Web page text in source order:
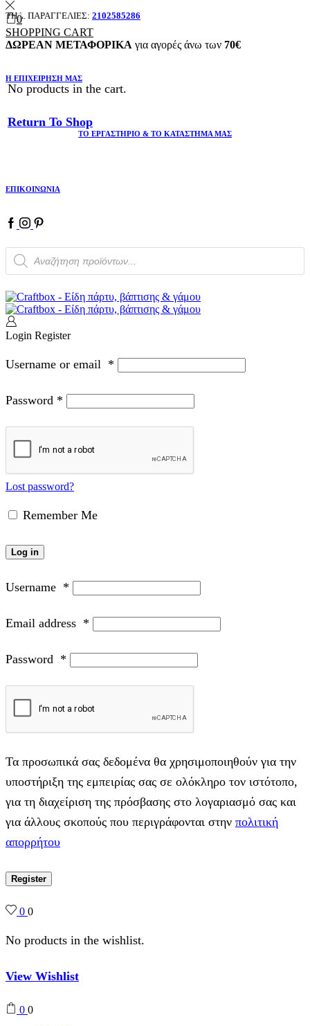
ΤΗΛ. ΠΑΡΑΓΓΕΛΙΕΣ: 2102585286
ΔΩΡΕΑΝ ΜΕΤΑΦΟΡΙΚΑ για αγορές άνω των 70€
Η ΕΠΙΧΕΙΡΗΣΗ ΜΑΣ
ΤΟ ΕΡΓΑΣΤΗΡΙΟ & ΤΟ ΚΑΤΑΣΤΗΜΑ ΜΑΣ
ΕΠΙΚΟΙΝΩΝΙΑ
Products
search
Login Register
Username or email *
Password *
Lost password?
Remember Me
Log in
Username *
Email address *
Password *
Τα προσωπικά σας δεδομένα θα χρησιμοποιηθούν για την
υποστήριξη της εμπειρίας σας σε ολόκληρο τον ιστότοπο,
για τη διαχείριση της πρόσβασης στο λογαριασμό σας και
για άλλους σκοπούς που περιγράφονται στην πολιτική
απορρήτου
Register
0 0
No products in the wishlist.
View Wishlist
0 0
0
SHOPPING CART
No products in the cart.
Return To Shop